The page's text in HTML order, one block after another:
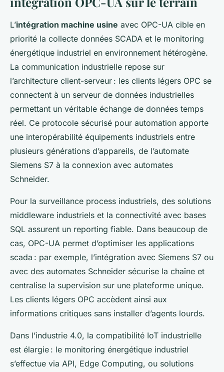
L’intégration machine usine avec OPC-UA cible en
priorité la collecte données SCADA et le monitoring
énergétique industriel en environnement hétérogène.
La communication industrielle repose sur
l’architecture client-serveur : les clients légers OPC se
connectent à un serveur de données industrielles
permettant un véritable échange de données temps
réel. Ce protocole sécurisé pour automation apporte
une interopérabilité équipements industriels entre
plusieurs générations d’appareils, de l’automate
Siemens S7 à la connexion avec automates
Schneider.
Pour la surveillance process industriels, des solutions
middleware industriels et la connectivité avec bases
SQL assurent un reporting fiable. Dans beaucoup de
cas, OPC-UA permet d’optimiser les applications
scada : par exemple, l’intégration avec Siemens S7 ou
avec des automates Schneider sécurise la chaîne et
centralise la supervision sur une plateforme unique.
Les clients légers OPC accèdent ainsi aux
informations critiques sans installer d’agents lourds.
Dans l’industrie 4.0, la compatibilité IoT industrielle
est élargie : le monitoring énergétique industriel
s’effectue via API, Edge Computing, ou solutions